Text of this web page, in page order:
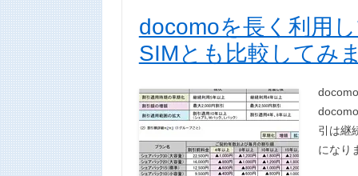
docomoを長く利用
SIMとも比較してみ
引は継
になり